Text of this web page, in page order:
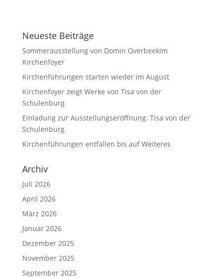
Neueste Beiträge
Sommerausstellung von Domin Overbeekim
Kirchenfoyer
Kirchenführungen starten wieder im August
Kirchenfoyer zeigt Werke von Tisa von der
Schulenburg
Einladung zur Ausstellungseröffnung: Tisa von der
Schulenburg
Kirchenführungen entfallen bis auf Weiteres
Archiv
Juli 2026
April 2026
März 2026
Januar 2026
Dezember 2025
November 2025
September 2025